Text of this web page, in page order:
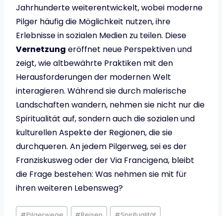
Jahrhunderte weiterentwickelt, wobei moderne
Pilger häufig die Möglichkeit nutzen, ihre
Erlebnisse in sozialen Medien zu teilen. Diese
Vernetzung eröffnet neue Perspektiven und
zeigt, wie altbewährte Praktiken mit den
Herausforderungen der modernen Welt
interagieren. Während sie durch malerische
Landschaften wandern, nehmen sie nicht nur die
Spiritualität auf, sondern auch die sozialen und
kulturellen Aspekte der Regionen, die sie
durchqueren. An jedem Pilgerweg, sei es der
Franziskusweg oder der Via Francigena, bleibt
die Frage bestehen: Was nehmen sie mit für
ihren weiteren Lebensweg?
Schlagworte: